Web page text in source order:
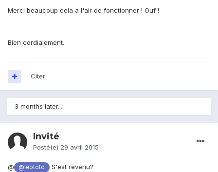
Merci beaucoup cela a l'air de fonctionner ! Ouf !
Bien cordialement.
Citer
3 months later...
Invité
Posté(e) 29 avril 2015
@ @leototo S'est revenu?